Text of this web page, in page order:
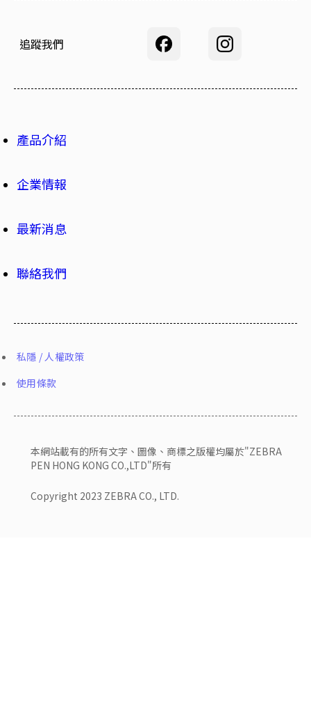
產品介紹
企業情報
最新消息
聯絡我們
追蹤我們
本網站載有的所有文字、圖像、商標之版權均屬於"ZEBRA
PEN HONG KONG CO.,LTD"所有
Copyright 2023 ZEBRA CO., LTD.
私隱 / 人權政策
使用條款